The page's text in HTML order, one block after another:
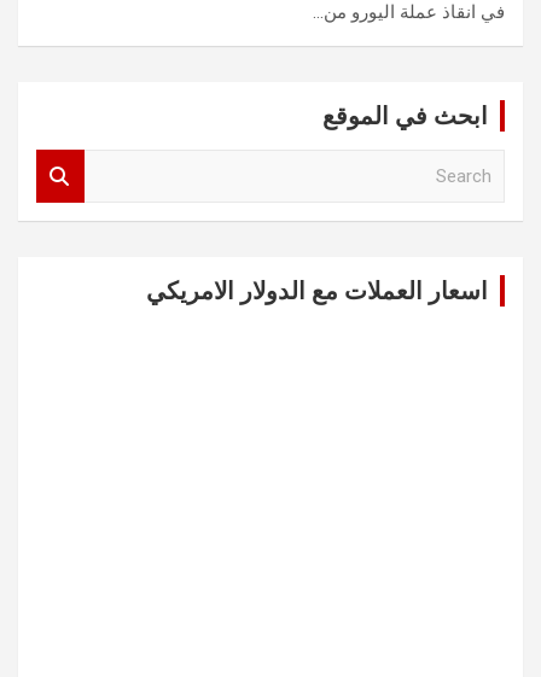
في انقاذ عملة اليورو من…
ابحث في الموقع
اسعار العملات مع الدولار الامريكي